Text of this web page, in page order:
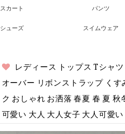
スカート パンツ
シューズ スイムウェア
レディース トップス Tシャ
オーバー リボンストラップ く
ク おしゃれ お洒落 春夏 春 夏
可愛い 大人 大人女子 大人可愛